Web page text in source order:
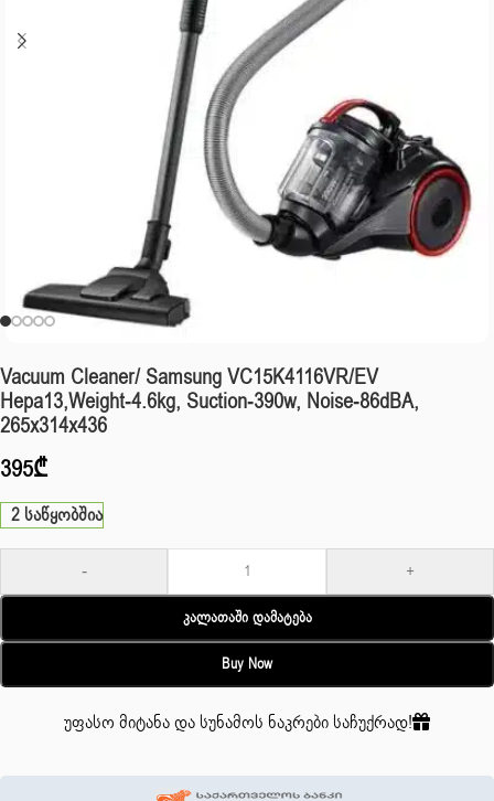
Vacuum Cleaner/ Samsung VC15K4116VR/EV
Hepa13,Weight-4.6kg, Suction-390w, Noise-86dBA,
265x314x436
395₾
2 საწყობშია
- +
Კალათაში Დამატება
Buy Now
უფასო მიტანა და სუნამოს ნაკრები საჩუქრად!